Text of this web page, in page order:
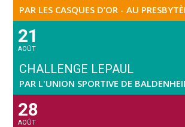
PAR LES CASQUES D’OR - AU
21
AOÛT
CHALLENGE LEPAUL
PAR L'UNION SPORTIVE DE
28
AOÛT